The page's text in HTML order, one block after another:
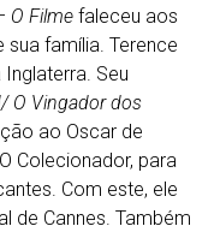
O Filme faleceu aos
família. Terence
Seu
O Vingador dos
ao Oscar de
Colecionador, para
Com este, ele
de Cannes. Também